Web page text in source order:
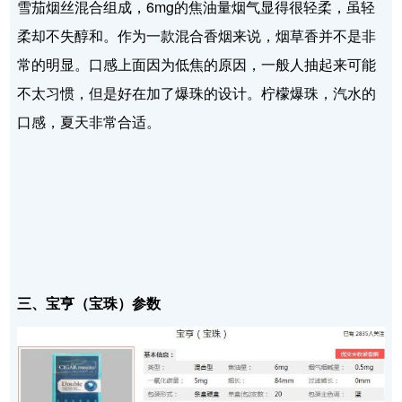
雪茄烟丝混合组成，6mg的焦油量烟气显得很轻柔，虽轻
柔却不失醇和。作为一款混合香烟来说，烟草香并不是非
常的明显。口感上面因为低焦的原因，一般人抽起来可能
不太习惯，但是好在加了爆珠的设计。柠檬爆珠，汽水的
口感，夏天非常合适。
三、宝亨（宝珠）参数